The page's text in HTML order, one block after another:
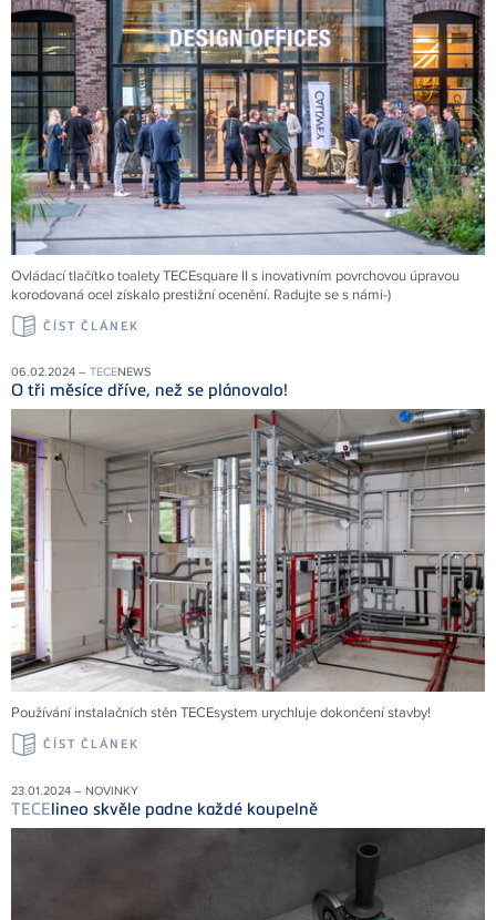
Ovládací tlačítko toalety TECEsquare II s inovativním povrchovou úpravou
korodovaná ocel získalo prestižní ocenění. Radujte se s námi-)
ČÍST ČLÁNEK
06.02.2024 – TECENEWS
O tři měsíce dříve, než se plánovalo!
Používání instalačních stěn TECEsystem urychluje dokončení stavby!
ČÍST ČLÁNEK
23.01.2024 – NOVINKY
TECElineo skvěle padne každé koupelně